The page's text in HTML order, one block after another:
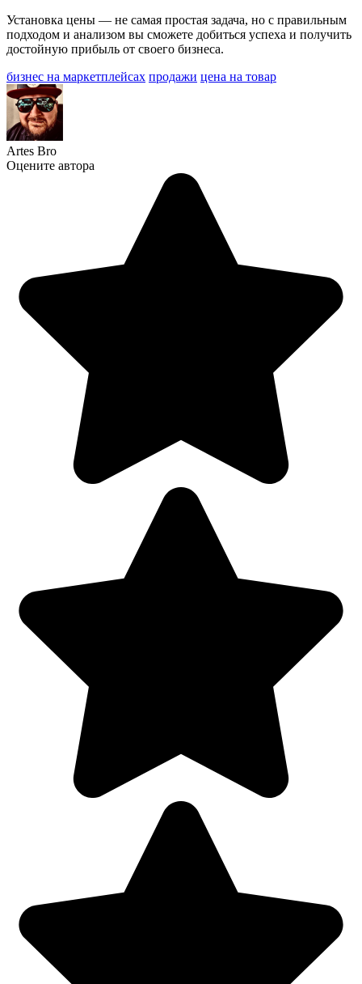
Установка цены — не самая простая задача, но с правильным
подходом и анализом вы сможете добиться успеха и получить
достойную прибыль от своего бизнеса.
бизнес на маркетплейсах продажи цена на товар
Artes Bro
Оцените автора